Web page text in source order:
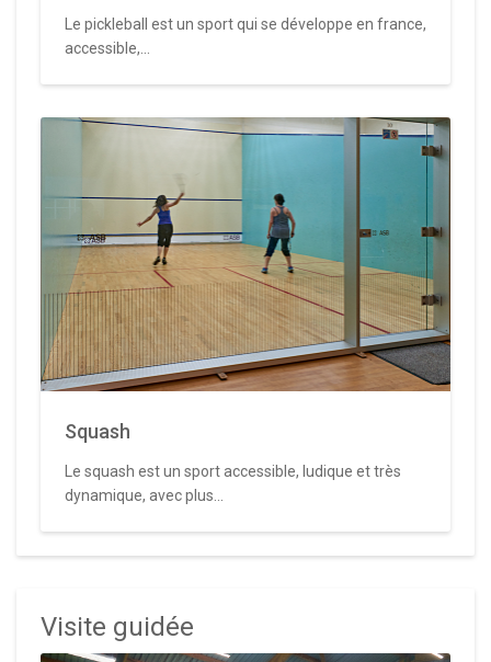
Le pickleball est un sport qui se développe en france,
accessible,...
Squash
Le squash est un sport accessible, ludique et très
dynamique, avec plus...
Visite guidée